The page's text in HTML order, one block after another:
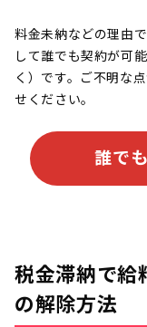
料金未納などの理由
して誰でも契約が可
く）です。ご不明な
せください。
誰で
税金滞納で給
の解除方法